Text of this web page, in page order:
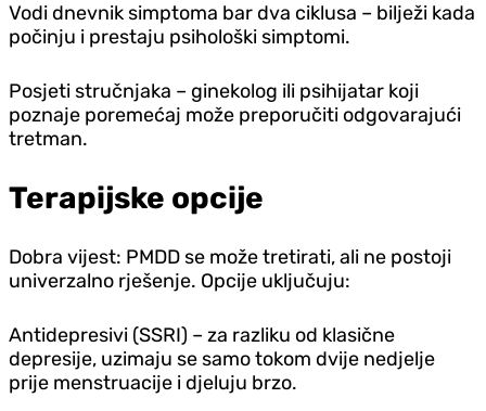
Vodi dnevnik simptoma bar dva ciklusa – bilježi kada
počinju i prestaju psihološki simptomi.
Posjeti stručnjaka – ginekolog ili psihijatar koji
poznaje poremećaj može preporučiti odgovarajući
tretman.
Terapijske opcije
Dobra vijest: PMDD se može tretirati, ali ne postoji
univerzalno rješenje. Opcije uključuju:
Antidepresivi (SSRI) – za razliku od klasične
depresije, uzimaju se samo tokom dvije nedjelje
prije menstruacije i djeluju brzo.